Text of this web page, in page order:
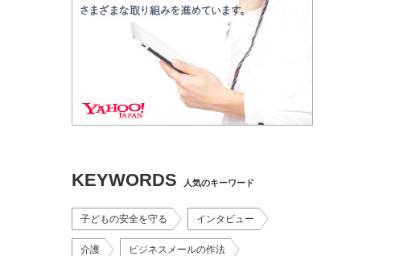
KEYWORDS 人気のキーワード
子どもの安全を守る インタビュー
介護 ビジネスメールの作法